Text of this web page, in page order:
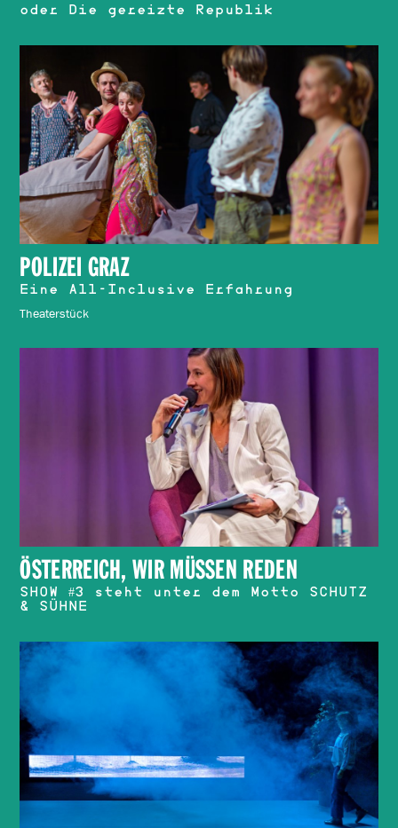
oder Die gereizte Republik
POLIZEI GRAZ
Eine All-Inclusive Erfahrung
Theaterstück
ÖSTERREICH, WIR MÜSSEN REDEN
SHOW #3 steht unter dem Motto SCHUTZ
& SÜHNE